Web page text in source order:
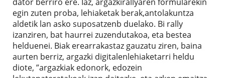
egin zuten proba, lehiaketak berak,antolakuntza
aldetik lan asko suposatzenb duelako. Bi rally
izanziren, bat haurrei zuzendutakoa, eta bestea
helduenei. Biak erearrakastaz gauzatu ziren, baina
aurten berriz, argazki digitalenlehiaketarri heldu
diote, ”argazkiak edonork, edozein